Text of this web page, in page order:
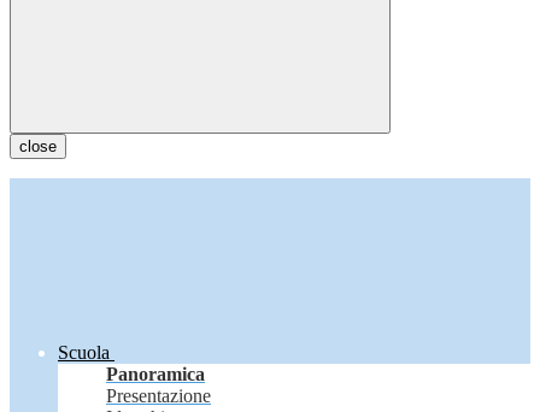
close
Scuola
Panoramica
Presentazione